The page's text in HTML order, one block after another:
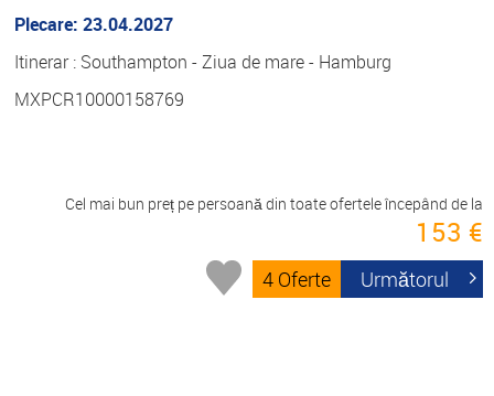
Plecare: 23.04.2027
Itinerar : Southampton - Ziua de mare - Hamburg
MXPCR10000158769
Cel mai bun preț pe persoană din toate ofertele începând de la
153 €
4 Oferte Următorul